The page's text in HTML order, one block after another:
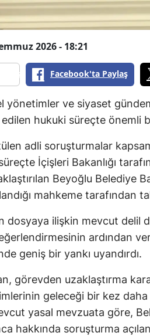
2026 - 18:21
Facebook'ta Paylaş
yönetimler ve siyaset
hukuki süreçte önemli
adli soruşturmalar
İçişleri Bakanlığı
Beyoğlu Belediye
mahkeme tarafından
dosyaya ilişkin mevcut delil
ardından
geniş bir yankı uyandırdı.
görevden uzaklaştırma
geleceği bir kez daha
yasal mevzuata göre,
hakkında soruşturma